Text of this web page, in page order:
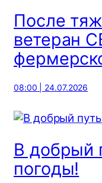
После
ветеран
08:00 | 24.07.2026
В добрый
погоды!